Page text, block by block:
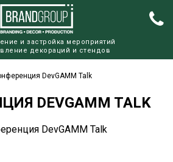
и застройка мероприятий
декораций и стендов
DevGAMM Talk
DEVGAMM TALK